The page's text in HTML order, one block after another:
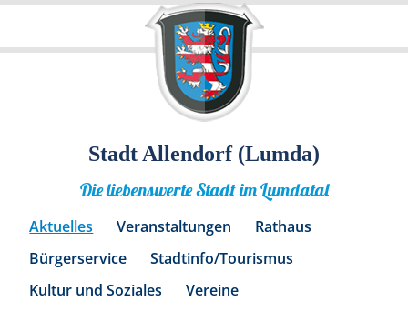
Stadt Allendorf (Lumda)
Die liebenswerte Stadt im Lumdatal
Aktuelles Veranstaltungen
Rathaus
Bürgerservice
Stadtinfo/Tourismus
Kultur und Soziales
Vereine